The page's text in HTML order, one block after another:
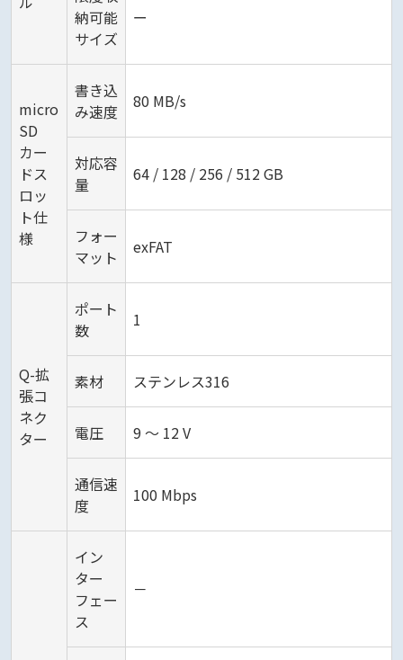
納可能
サイズ
ー
micro
SD
カー
ドス
ロッ
ト仕
様
書き込
み速度
80 MB/s
対応容
量
64 / 128 / 256 / 512 GB
フォー
マット
exFAT
Q-拡
張コ
ネク
ター
ポート
数
1
素材 ステンレス316
電圧 9 ～ 12 V
通信速
度
100 Mbps
イン
ター
フェー
ス
－